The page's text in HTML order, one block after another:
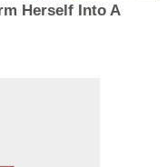
Herself Into A